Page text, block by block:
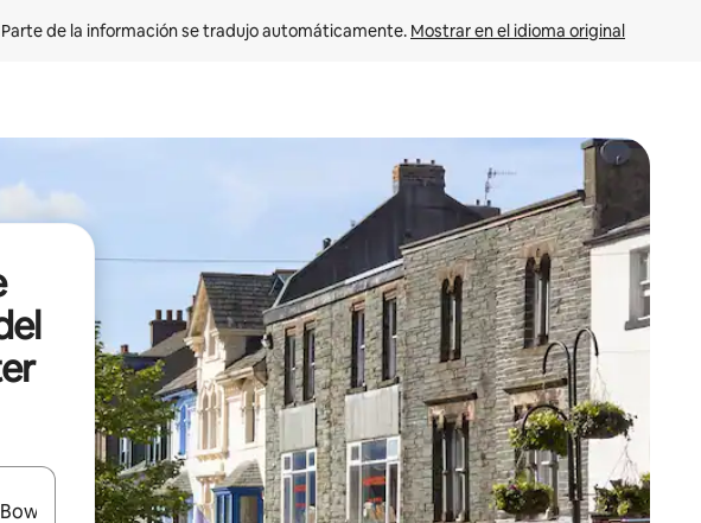
Parte de la información se tradujo automáticamente. Mostrar en el idioma original
con las teclas de flecha hacia arriba y hacia abajo o explora con el tacto o desliza el dedo.